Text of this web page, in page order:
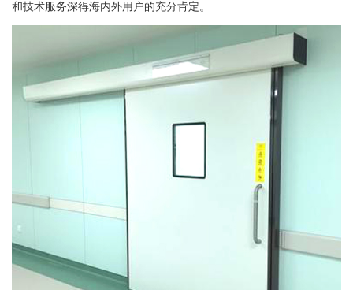
和技术服务深得海内外用户的充分肯定。